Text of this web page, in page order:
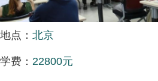
地点： 北京
学费： 22800元